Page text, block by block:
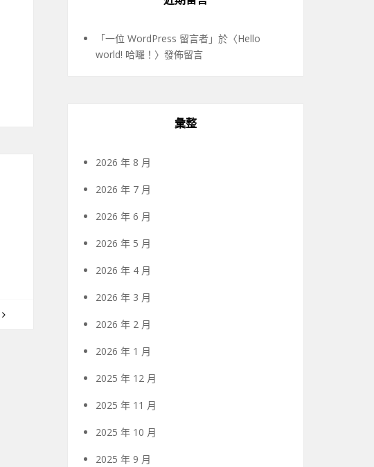
「一位 WordPress 留言者 」於〈Hello
world! 哈囉！ 〉發佈留言
彙整
2026 年 8 月
2026 年 7 月
2026 年 6 月
2026 年 5 月
2026 年 4 月
2026 年 3 月
2026 年 2 月
2026 年 1 月
2025 年 12 月
2025 年 11 月
2025 年 10 月
2025 年 9 月